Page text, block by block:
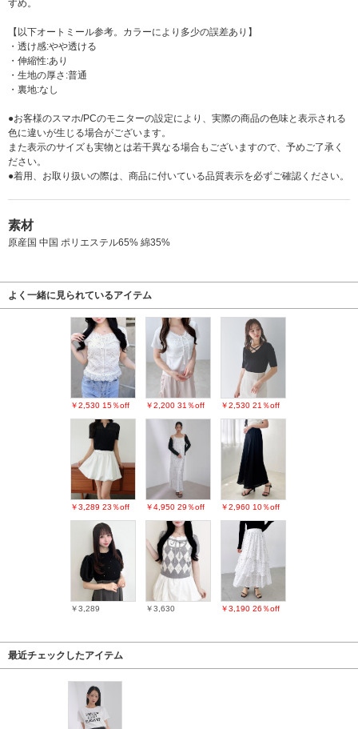
すめ。
【以下オートミール参考。カラーにより多少の誤差あり】
・透け感:やや透ける
・伸縮性:あり
・生地の厚さ:普通
・裏地:なし
●お客様のスマホ/PCのモニターの設定により、実際の商品の色味と表示される
色に違いが生じる場合がございます。
また表示のサイズも実物とは若干異なる場合もございますので、予めご了承く
ださい。
●着用、お取り扱いの際は、商品に付いている品質表示を必ずご確認ください。
素材
原産国 中国 ポリエステル65% 綿35%
よく一緒に見られているアイテム
￥2,530 15％off ￥2,200 31％off ￥2,530 21％off
￥3,289 23％off ￥4,950 29％off ￥2,960 10％off
￥3,289 ￥3,630 ￥3,190 26％off
最近チェックしたアイテム